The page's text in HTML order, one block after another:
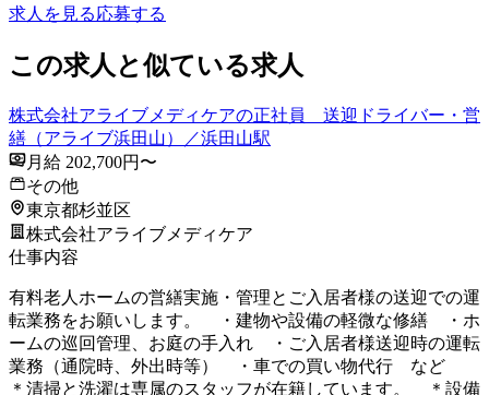
求人を見る応募する
この求人と似ている求人
株式会社アライブメディケアの正社員 送迎ドライバー・営
繕（アライブ浜田山）／浜田山駅
月給 202,700円〜
その他
東京都杉並区
株式会社アライブメディケア
仕事内容
有料老人ホームの営繕実施・管理とご入居者様の送迎での運
転業務をお願いします。 ・建物や設備の軽微な修繕 ・ホ
ームの巡回管理、お庭の手入れ ・ご入居者様送迎時の運転
業務（通院時、外出時等） ・車での買い物代行 など
＊清掃と洗濯は専属のスタッフが在籍しています。 ＊設備